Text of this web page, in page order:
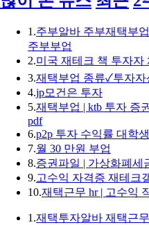
1.주부알바 주부재택부
주부부업
2.미국 재테크 책 투자자
3.재택부업 종류✓투자
4.jp모건은 투자
5.재택부업 | ktb 투자 증
pdf
6.p2p 투자 수익률 대학
7.월 30 만원 부업
8.증권파일 | 가상화폐세
9.고수익 자격증 재테크
10.재택근무 hr | 고수익
1.재택투자알바 재택근